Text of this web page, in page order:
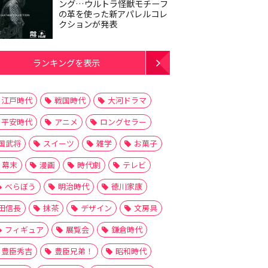
ング…ウルトラ怪獣モチーフ
の革を使った新アパレルコレ
クションが発表
ランキングを表示
江戸時代 戦国時代
大河ドラマ
平安時代
アニメ
ロングセラー
武将
スイーツ 雑学
お菓子
幕末
漫画 時代劇
テレビ
べらぼう
明治時代
徳川家康
信長
抹茶 デザイン
文房具
フィギュア
展覧会
鎌倉時代
豊臣秀吉
豊臣兄弟！
昭和時代